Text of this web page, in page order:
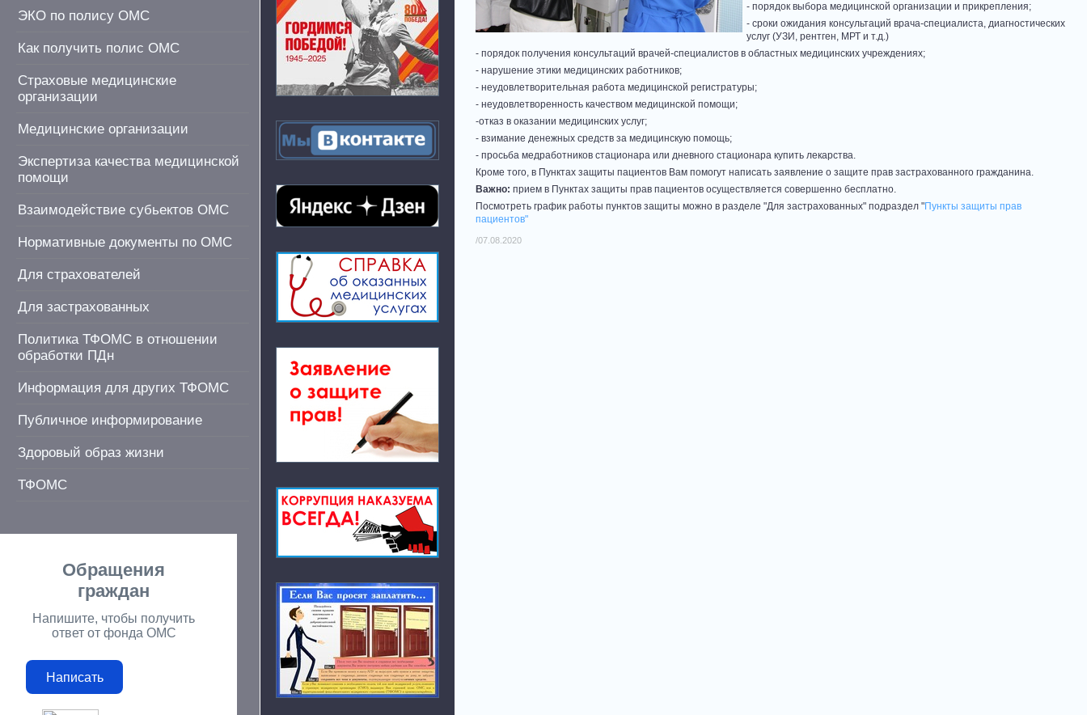
ЭКО по полису ОМС
Как получить полис ОМС
Страховые медицинские
организации
Медицинские организации
Экспертиза качества медицинской
помощи
Взаимодействие субьектов ОМС
Нормативные документы по ОМС
Для страхователей
Для застрахованных
Политика ТФОМС в отношении
обработки ПДн
Информация для других ТФОМС
Публичное информирование
Здоровый образ жизни
ТФОМС
Обращения
граждан
Напишите, чтобы получить
ответ от фонда ОМС
Написать
- порядок выбора медицинской организации и прикрепления;
- сроки ожидания консультаций врача-специалиста, диагностических
услуг (УЗИ, рентген, МРТ и т.д.)
- порядок получения консультаций врачей-специалистов в областных медицинских учреждениях;
- нарушение этики медицинских работников;
- неудовлетворительная работа медицинской регистратуры;
- неудовлетворенность качеством медицинской помощи;
-отказ в оказании медицинских услуг;
- взимание денежных средств за медицинскую помощь;
- просьба медработников стационара или дневного стационара купить лекарства.
Кроме того, в Пунктах защиты пациентов Вам помогут написать заявление о защите прав застрахованного гражданина.
Важно: прием в Пунктах защиты прав пациентов осуществляется совершенно бесплатно.
Посмотреть график работы пунктов защиты можно в разделе "Для застрахованных" подраздел "Пункты защиты прав
пациентов"
/07.08.2020